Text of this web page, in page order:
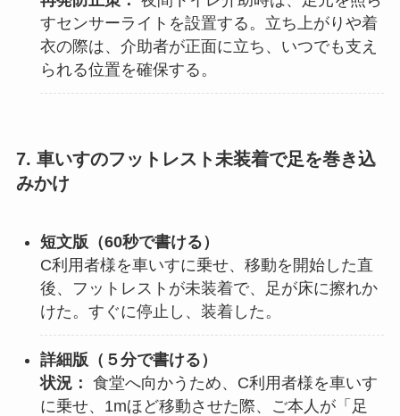
すセンサーライトを設置する。立ち上がりや着
衣の際は、介助者が正面に立ち、いつでも支え
られる位置を確保する。
7. 車いすのフットレスト未装着で足を巻き込
みかけ
短文版（60秒で書ける）
C利用者様を車いすに乗せ、移動を開始した直
後、フットレストが未装着で、足が床に擦れか
けた。すぐに停止し、装着した。
詳細版（ ５分で書ける）
状況： 食堂へ向かうため、C利用者様を車いす
に乗せ、1mほど移動させた際、ご本人が「足